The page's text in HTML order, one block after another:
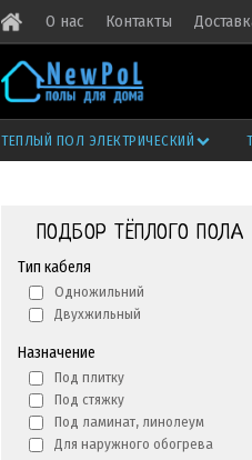
О нас Контакты
ТЕПЛЫЙ ПОЛ ЭЛЕКТРИЧЕСКИЙ
ПОДБОР ТЁПЛОГО ПОЛА
Тип кабеля
Одножильний
Двухжильный
Назначение
Под плитку
Под стяжку
Под ламинат, линолеум
Для наружного обогрева